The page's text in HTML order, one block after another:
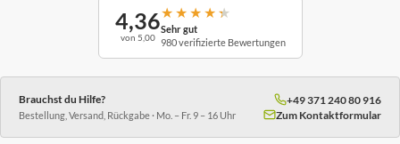
4,36
von 5,00
★ ★ ★ ★ ★
Sehr gut
980 verifizierte Bewertungen
Brauchst du Hilfe?
Bestellung, Versand, Rückgabe · Mo. – Fr. 9 – 16 Uhr
+49 371 240 80 916
Zum Kontaktformular